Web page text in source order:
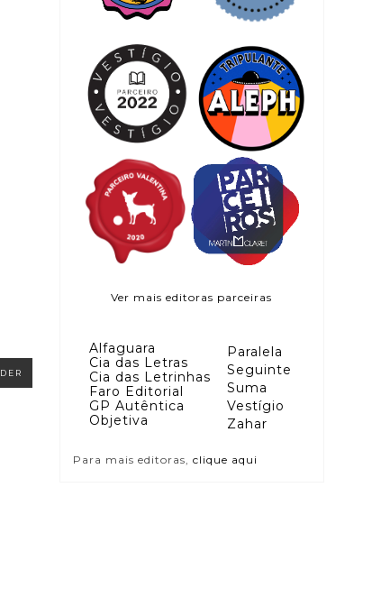
Ver mais editoras parceiras
Alfaguara
Cia das Letras
Cia das Letrinhas
Faro Editorial
GP Autêntica
Objetiva
Paralela
Seguinte
Suma
Vestígio
Zahar
Para mais editoras, clique aqui